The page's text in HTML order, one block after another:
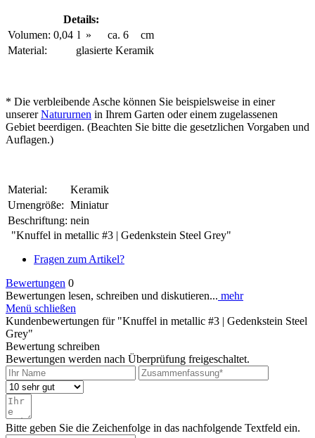
Details:
Volumen: 0,04 l » ca. 6
cm
Material:
glasierte Keramik
* Die verbleibende Asche können Sie beispielsweise in einer
unsererNatururnen in Ihrem Garten oder einem zugelassenen
Gebiet beerdigen. (Beachten Sie bitte die gesetzlichen Vorgaben und
Auflagen.)
Material:
Keramik
Urnengröße: Miniatur
Beschriftung: nein
"Knuffel in metallic #3 | Gedenkstein Steel Grey"
Fragen zum Artikel?
Bewertungen 0
Bewertungen lesen, schreiben und diskutieren... mehr
Menü schließen
Kundenbewertungen für "Knuffel in metallic #3 | Gedenkstein Steel
Grey"
Bewertung schreiben
Bewertungen werden nach Überprüfung freigeschaltet.
Bitte geben Sie die Zeichenfolge in das nachfolgende Textfeld ein.